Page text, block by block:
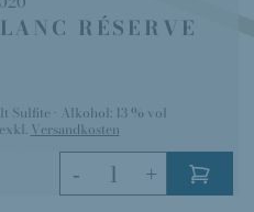
RÉSERVE
Sulfite Alkohol: 13 % vol
exkl. Versandkosten
- +